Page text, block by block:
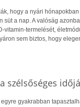
hogy a nyári
süt a nap. A valóság
vitamin-termelését,
sem biztos, hogy
szélsőséges
gyakrabban